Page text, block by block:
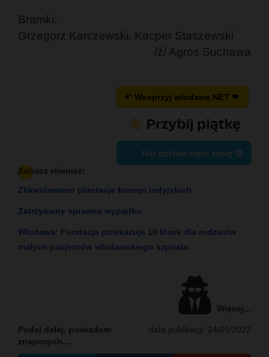
Bramki:
Grzegorz Karczewski, Kacper Staszewski
/ź/ Agros Suchawa
↶ Wesprzyj wlodawę.NET ❤
lub postaw nam kawę 😍
Zobacz również:
Zlikwidowano plantacje konopi indyjskich
Zatrzymany sprawca wypadku
Włodawa: Fundacja przekazuje 10 łóżek dla rodziców
małych pacjentów włodawskiego szpitala
Więcej...
data publikacji: 24/05/2022
Podaj dalej, powiadom
znajomych....